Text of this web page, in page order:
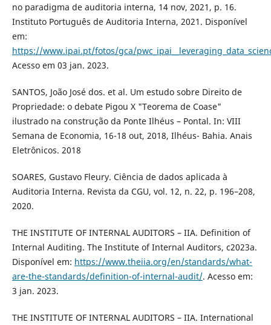
no paradigma de auditoria interna, 14 nov, 2021, p. 16.
Instituto Português de Auditoria Interna, 2021. Disponível
em:
https://www.ipai.pt/fotos/gca/
Acesso em 03 jan. 2023.
SANTOS, João José dos. et al. Um estudo sobre Direito de
Propriedade: o debate Pigou X "Teorema de Coase"
ilustrado na construção da Ponte Ilhéus – Pontal. In: VIII
Semana de Economia, 16-18 out, 2018, Ilhéus- Bahia. Anais
Eletrônicos. 2018
SOARES, Gustavo Fleury. Ciência de dados aplicada à
Auditoria Interna. Revista da CGU, vol. 12, n. 22, p. 196–208,
2020.
THE INSTITUTE OF INTERNAL AUDITORS – IIA. Definition of
Internal Auditing. The Institute of Internal Auditors, c2023a.
Disponível em: https://www.theiia.org/en/standards/what-
are-the-standards/definition-of-internal-audit/. Acesso em:
3 jan. 2023.
THE INSTITUTE OF INTERNAL AUDITORS – IIA. International